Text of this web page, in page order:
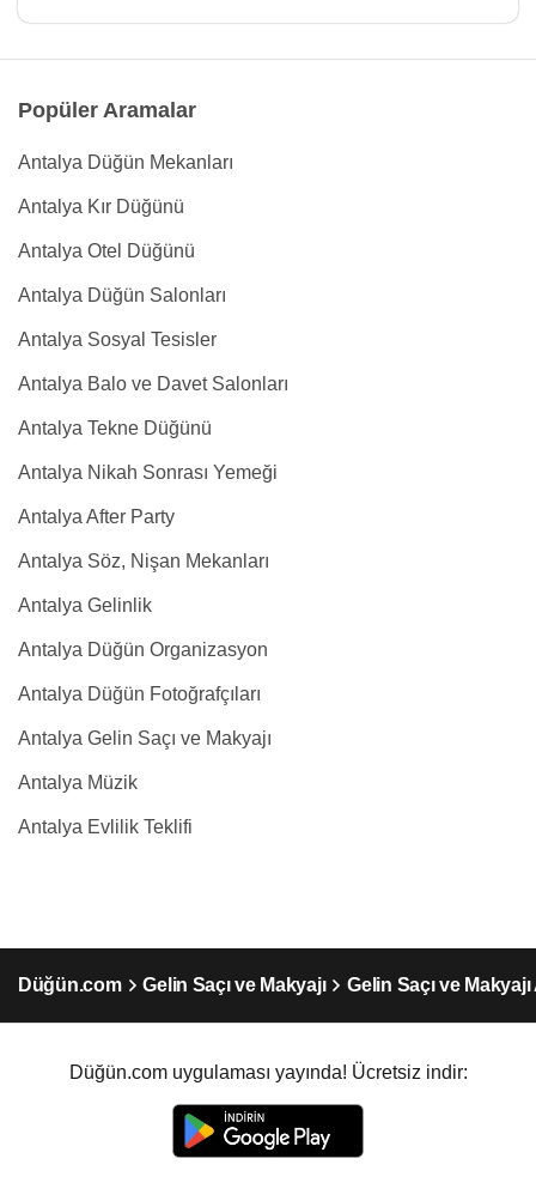
Popüler Aramalar
Antalya Düğün Mekanları
Antalya Kır Düğünü
Antalya Otel Düğünü
Antalya Düğün Salonları
Antalya Sosyal Tesisler
Antalya Balo ve Davet Salonları
Antalya Tekne Düğünü
Antalya Nikah Sonrası Yemeği
Antalya After Party
Antalya Söz, Nişan Mekanları
Antalya Gelinlik
Antalya Düğün Organizasyon
Antalya Düğün Fotoğrafçıları
Antalya Gelin Saçı ve Makyajı
Antalya Müzik
Antalya Evlilik Teklifi
Düğün.com Gelin Saçı ve Makyajı Gelin Saçı ve
Düğün.com uygulaması yayında! Ücretsiz indir: